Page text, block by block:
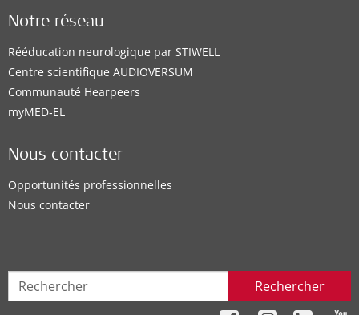
Notre réseau
Rééducation neurologique par STIWELL
Centre scientifique AUDIOVERSUM
Communauté Hearpeers
myMED‑EL
Nous contacter
Opportunités professionnelles
Nous contacter
Rechercher